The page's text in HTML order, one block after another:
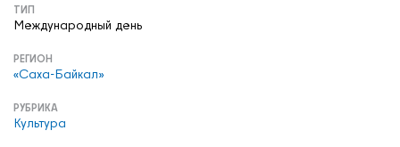
ТИП
Международный день
РЕГИОН
«Саха-Байкал»
РУБРИКА
Культура